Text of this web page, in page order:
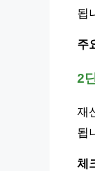
됩
주
2
재
됩
체